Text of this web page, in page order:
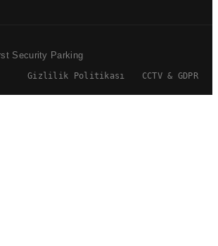
Security Parking
Gizlilik Politikası CCTV & GDPR